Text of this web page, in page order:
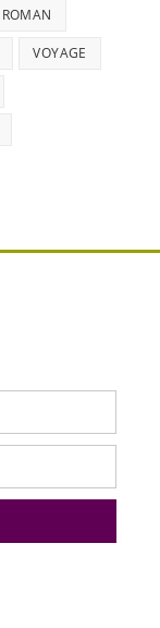
ROMAN
VOYAGE